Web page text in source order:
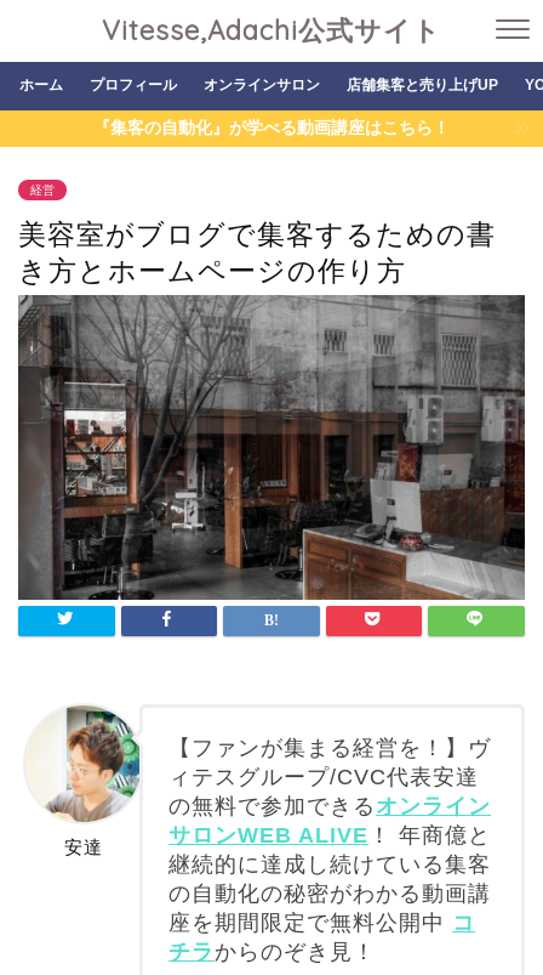
Vitesse,Adachi公式サイト
ホーム プロフィール オンラインサロン 店舗集客と売り上げUP
『集客の自動化』が学べる動画講座はこちら！
経営
美容室がブログで集客するための書
き方とホームページの作り方
安達
【ファンが集まる経営を！】ヴ
ィテスグループ/CVC代表安達
の無料で参加できる オンライン
サロンWEB ALIVE ！ 年商億と
継続的に達成し続けている集客
の自動化の秘密がわかる動画講
座を期間限定で無料公開中 コ
チラ からのぞき見！